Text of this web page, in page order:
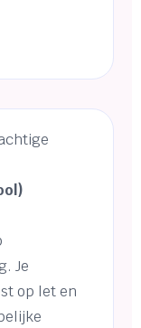
Je
op let en